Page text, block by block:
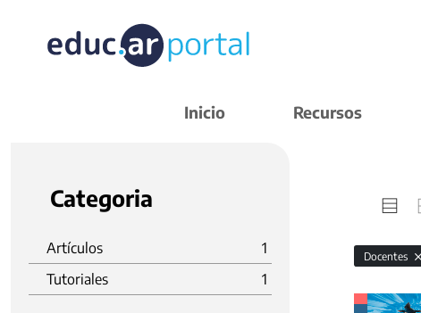
Inicio Recursos
Categoria
Artículos
1
Tutoriales
1
Docentes